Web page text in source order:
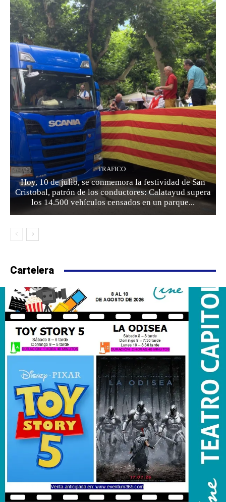
TRAFICO
Hoy, 10 de julio, se conmemora la festividad de San
Cristobal, patrón de los conductores: Calatayud supera
los 14.500 vehículos censados en un parque...
Cartelera